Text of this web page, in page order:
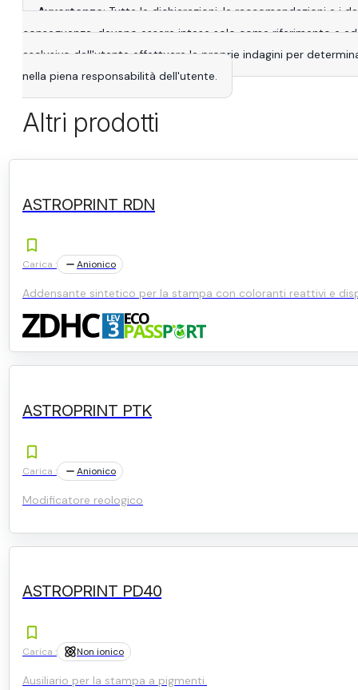
Avvertenze: Tutte le dichiarazioni, le raccomandazioni e i
conseguenza, devono essere intese solo come riferimento e
esclusivo dell'utente effettuare le proprie indagini per
nella piena responsabilità dell'utente.
Altri prodotti
ASTROPRINT RDN
Carica : Anionico
Addensante sintetico per la stampa con coloranti reattivi e
ASTROPRINT PTK
Carica : Anionico
Modificatore reologico
ASTROPRINT PD40
Carica : Non ionico
Ausiliario per la stampa a pigmenti.